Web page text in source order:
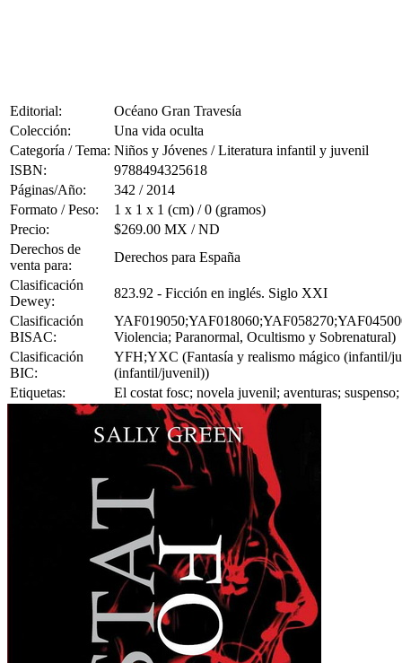
Editorial:
Océano Gran Travesía
Colección:
Una vida oculta
Categoría / Tema: Niños y Jóvenes / Literatura infantil y juvenil
ISBN:
9788494325618
Páginas/Año:
342 / 2014
Formato / Peso:
1 x 1 x 1 (cm) / 0 (gramos)
Precio:
$269.00 MX / ND
Derechos de
venta para:
Derechos para España
Clasificación
Dewey:
823.92 - Ficción en inglés. Siglo XXI
Clasificación
BISAC:
Violencia; Paranormal, Ocultismo y Sobrenatural)
Clasificación
BIC:
YFH;YXC (Fantasía y realismo mágico (infantil/
(infantil/juvenil))
Etiquetas:
El costat fosc; novela juvenil; aventuras;